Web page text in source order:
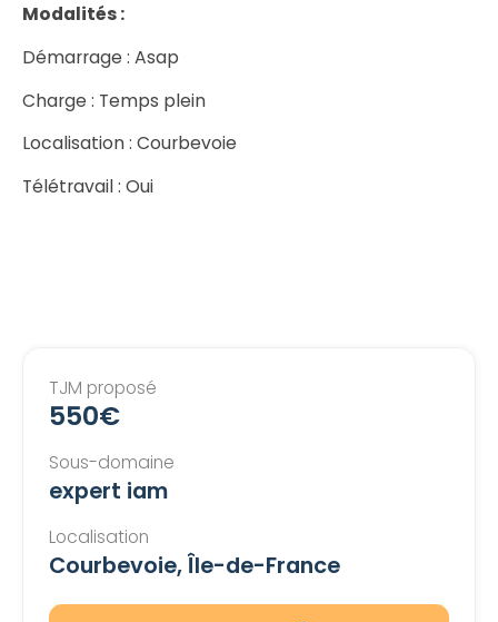
Modalités :
Démarrage : Asap
Charge : Temps plein
Localisation : Courbevoie
Télétravail : Oui
TJM proposé
550€
Sous-domaine
expert iam
Localisation
Courbevoie, Île-de-France